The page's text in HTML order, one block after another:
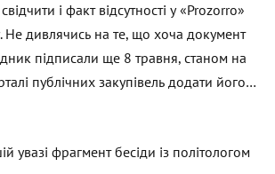
і факт відсутності у «Prozorro»
Не дивлячись на те, що хоча документ
підписали ще 8 травня, станом на
публічних закупівель додати його…
увазі фрагмент бесіди із політологом